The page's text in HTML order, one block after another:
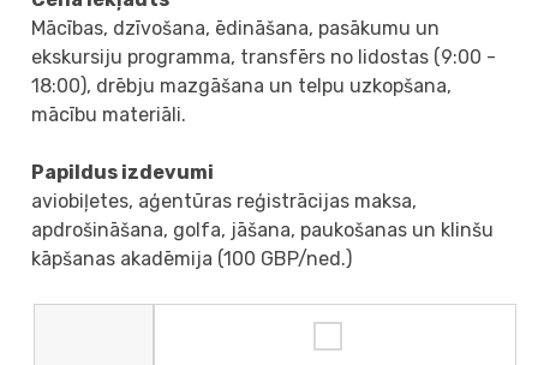
Mācības, dzīvošana, ēdināšana, pasākumu un
ekskursiju programma, transfērs no lidostas (9:00 -
18:00), drēbju mazgāšana un telpu uzkopšana,
mācību materiāli.
Papildus izdevumi
aviobiļetes, aģentūras reģistrācijas maksa,
apdrošināšana, golfa, jāšana, paukošanas un klinšu
kāpšanas akadēmija (100 GBP/ned.)